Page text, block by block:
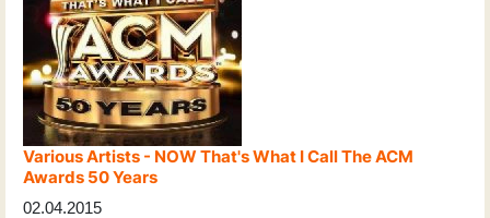
Various Artists - NOW That's What I Call The ACM
Awards 50 Years
02.04.2015